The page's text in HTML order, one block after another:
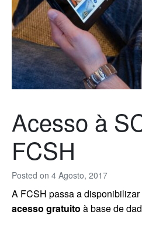
Posted on 4 Agosto, 2017
Acesso à
FCSH
A FCSH passa a
acesso gratuito à base de